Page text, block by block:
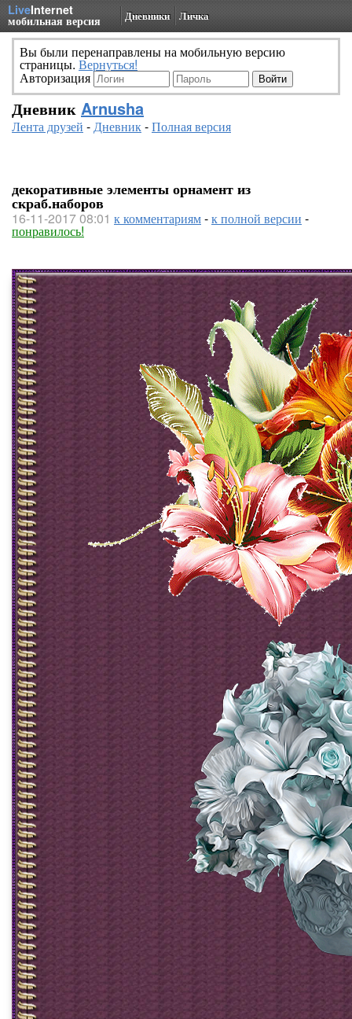
LiveInternet
мобильная версия Дневники Личка
Вы были перенаправлены на мобильную версию
страницы. Вернуться!
Авторизация
Дневник Arnusha
Лента друзей -Дневник-Полная версия
декоративные элементы орнамент из
скраб.наборов
16-11-2017 08:01 к комментариям-к полной версии -
понравилось!